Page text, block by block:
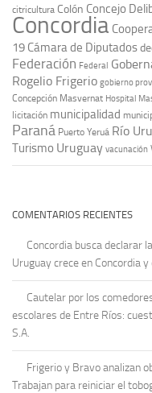
citricultura Colón Concejo
Concordia
19 Cámara de Diputados
Federación Federal
Rogelio Frigerio gobierno
Concepción Masvernat Hospital
licitación municipalidad
Paraná Puerto Yeruá Río
Turismo Uruguay vacunación
COMENTARIOS RECIENTES
Concordia busca declarar
Uruguay crece en Concordia
Cautelar por los
escolares de Entre Ríos:
S.A.
Frigerio y Bravo analizan
Trabajan para reiniciar el